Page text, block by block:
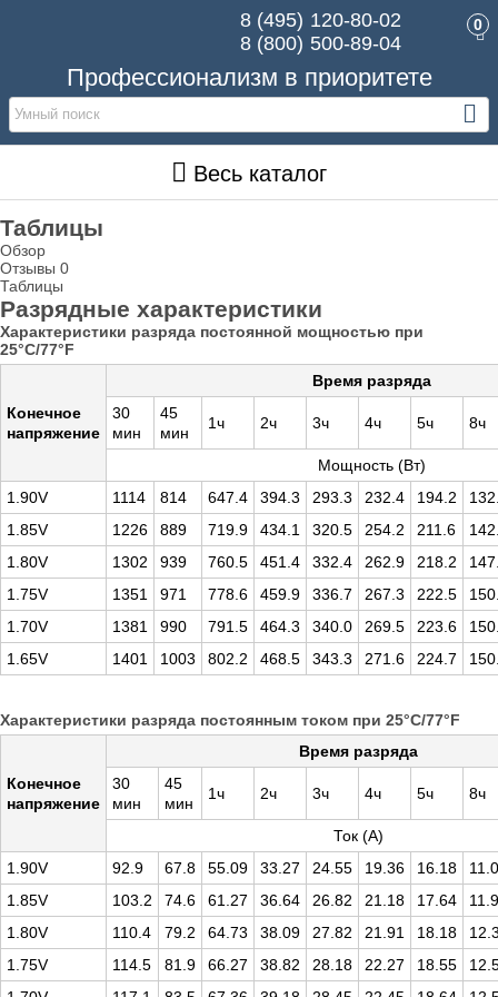
Профессионализм в приоритете
8 (495) 120-80-02
8 (800) 500-89-04
0
Весь каталог
Таблицы
Обзор
Отзывы 0
Таблицы
Разрядные характеристики
Характеристики разряда постоянной мощностью при
25°C/77°F
Конечное
напряжение
Время разряда
30
мин
45
мин
1ч 2ч 3ч 4ч 5ч 8ч
Мощность (Вт)
1.90V
1114 814 647.4 394.3 293.3 232.4 194.2
1.85V
1226 889 719.9 434.1 320.5 254.2 211.6
1.80V
1302 939 760.5 451.4 332.4 262.9 218.2
1.75V
1351 971 778.6 459.9 336.7 267.3 222.5
1.70V
1381 990 791.5 464.3 340.0 269.5 223.6
1.65V
1401 1003 802.2 468.5 343.3 271.6 224.7
Характеристики разряда постоянным током при 25°C/77°F
Конечное
напряжение
Время разряда
30
мин
45
мин
1ч 2ч 3ч 4ч 5ч 8ч
Ток (A)
1.90V
92.9 67.8 55.09 33.27 24.55 19.36 16.18
1.85V
103.2 74.6 61.27 36.64 26.82 21.18 17.64
1.80V
110.4 79.2 64.73 38.09 27.82 21.91 18.18
1.75V
114.5 81.9 66.27 38.82 28.18 22.27 18.55